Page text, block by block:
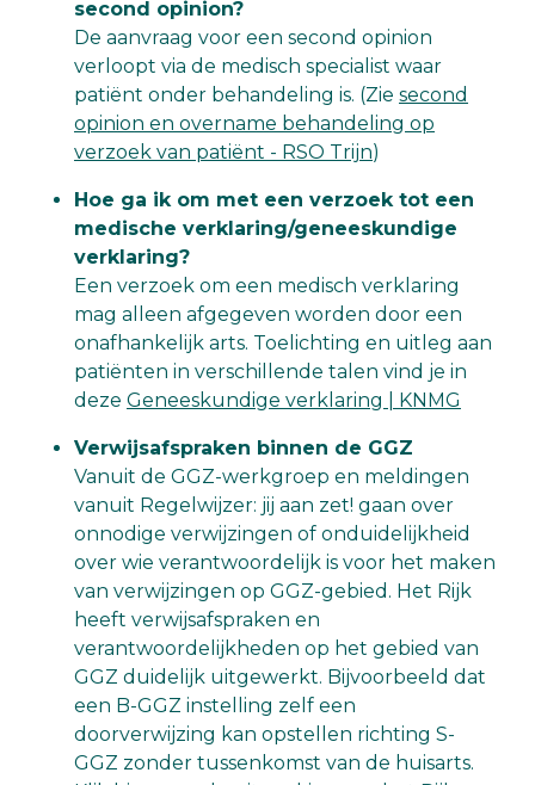
second opinion?
De aanvraag voor een second opinion
verloopt via de medisch specialist waar
patiënt onder behandeling is. (Zie second
opinion en overname behandeling op
verzoek van patiënt - RSO Trijn)
Hoe ga ik om met een verzoek tot een
medische verklaring/geneeskundige
verklaring?
Een verzoek om een medisch verklaring
mag alleen afgegeven worden door een
onafhankelijk arts. Toelichting en uitleg aan
patiënten in verschillende talen vind je in
deze Geneeskundige verklaring | KNMG
Verwijsafspraken binnen de GGZ
Vanuit de GGZ-werkgroep en meldingen
vanuit Regelwijzer: jij aan zet! gaan over
onnodige verwijzingen of onduidelijkheid
over wie verantwoordelijk is voor het maken
van verwijzingen op GGZ-gebied. Het Rijk
heeft verwijsafspraken en
verantwoordelijkheden op het gebied van
GGZ duidelijk uitgewerkt. Bijvoorbeeld dat
een B-GGZ instelling zelf een
doorverwijzing kan opstellen richting S-
GGZ zonder tussenkomst van de huisarts.